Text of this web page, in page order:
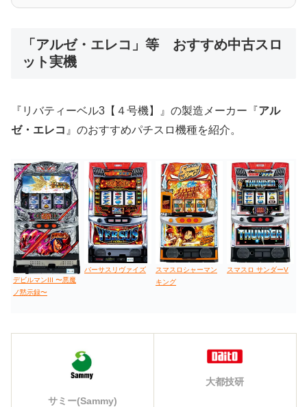
値下げ台 ディスクアップ
「アルゼ・エレコ」等 おすすめ中古スロ
ット実機
『リバティーベル3【４号機】』の製造メーカー『アル
ゼ・エレコ 』のおすすめパチスロ機種を紹介。
デビルマンIII 〜悪魔
ノ黙示録〜
バーサスリヴァイズ
スマスロシャーマン
キング
スマスロ サンダーV
サミー(Sammy)
大都技研